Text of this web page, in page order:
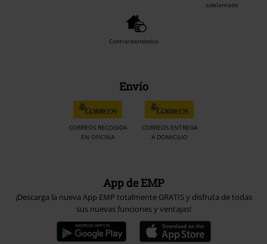
adelantado
Contrareembolso
Envío
CORREOS RECOGIDA
EN OFICINA
CORREOS ENTREGA
A DOMICILIO
App de EMP
¡Descarga la nueva App EMP totalmente GRATIS y disfruta de todas
sus nuevas funciones y ventajas!